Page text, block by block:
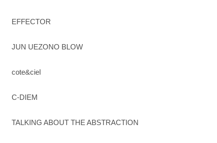
EFFECTOR
JUN UEZONO BLOW
cote&ciel
C-DIEM
TALKING ABOUT THE ABSTRACTION